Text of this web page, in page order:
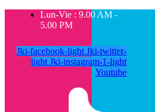
Lun-Vie : 9.00 AM -
5.00 PM
Jki-facebook-light Jki-twitter-
light Jki-instagram-1-light
Youtube